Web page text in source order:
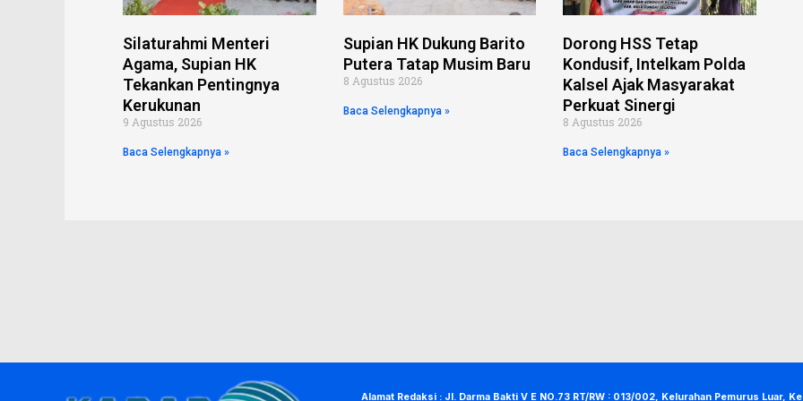
Silaturahmi Menteri
Agama, Supian HK
Tekankan Pentingnya
Kerukunan
9 Agustus 2026
Baca Selengkapnya »
Supian HK Dukung Barito
Putera Tatap Musim Baru
8 Agustus 2026
Baca Selengkapnya »
Dorong HSS Tetap
Kondusif, Intelkam Polda
Kalsel Ajak Masyarakat
Perkuat Sinergi
8 Agustus 2026
Baca Selengkapnya »
Alamat Redaksi : Jl. Darma Bakti V E NO.73 RT/RW : 013/002, Kelurahan Pemurus Luar,